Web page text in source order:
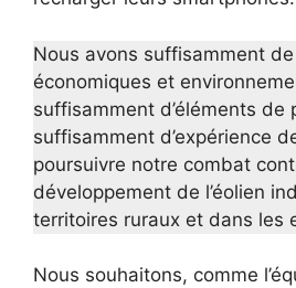
Nous avons suffisamment
économiques et
suffisamment d’éléments de
suffisamment d’expérience
poursuivre notre combat
développement de l’éolien
territoires ruraux et dans les
Nous souhaitons, comme